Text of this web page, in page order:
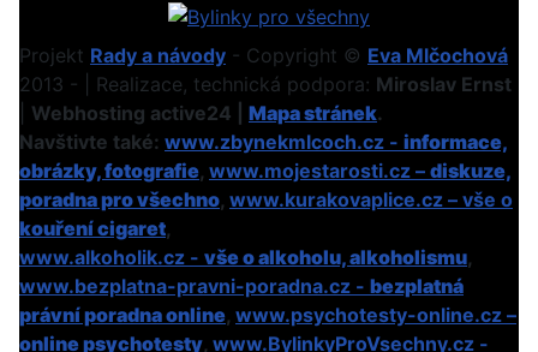
Projekt Rady a návody - Copyright © Eva Mlčochová
2013 - | Realizace, technická podpora: Miroslav Ernst
Webhosting active24 | Mapa stránek.
Navštivte také: www.zbynekmlcoch.cz - informace,
obrázky, fotografie, www.mojestarosti.cz – diskuze,
poradna pro všechno, www.kurakovaplice.cz – vše o
kouření cigaret,
www.alkoholik.cz - vše o alkoholu, alkoholismu,
www.bezplatna-pravni-poradna.cz - bezplatná
právní poradna online, www.psychotesty-online.cz –
online psychotesty, www.BylinkyProVsechny.cz -